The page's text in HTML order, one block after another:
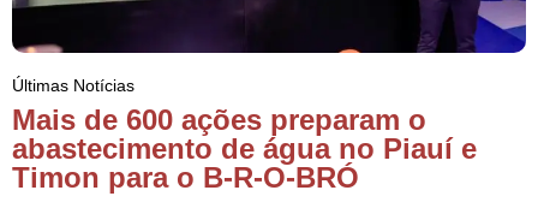
Últimas Notícias
Mais de 600 ações preparam o
abastecimento de água no Piauí e
Timon para o B-R-O-BRÓ